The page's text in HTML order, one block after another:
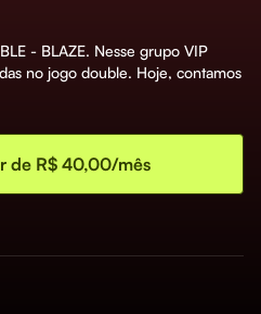
- BLAZE. Nesse grupo VIP
no jogo double. Hoje, contamos
de R$ 40,00/mês